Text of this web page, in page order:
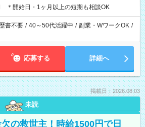
＊開始日・1ヶ月以上の短期も相談OK
書不要 / 40～50代活躍中 / 副業・WワークOK /
応募する 詳細へ
掲載日：2026.08.03
未読
欠の救世主！時給1500円で日